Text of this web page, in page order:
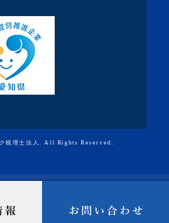
税理士法人. All Rights Reserved.